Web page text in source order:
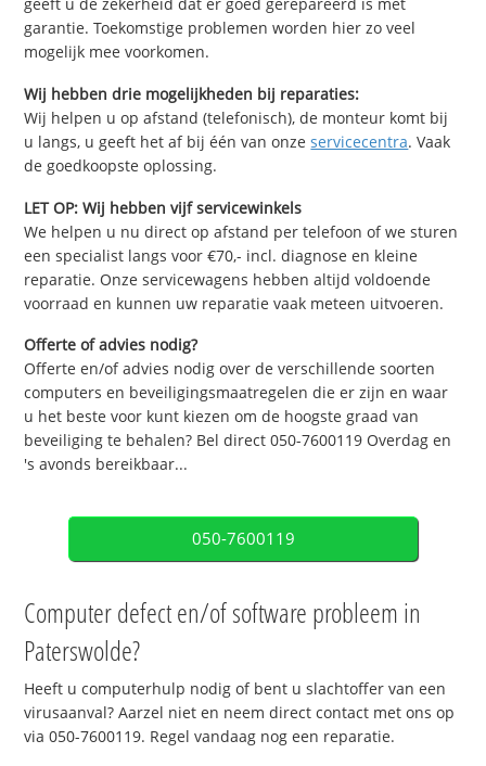
garantie. Toekomstige problemen worden hier zo veel
mogelijk mee voorkomen.
Wij hebben drie mogelijkheden bij reparaties:
Wij helpen u op afstand (telefonisch), de monteur komt bij
u langs, u geeft het af bij één van onzeservicecentra. Vaak
de goedkoopste oplossing.
LET OP: Wij hebben vijf servicewinkels
We helpen u nu direct op afstand per telefoon of we sturen
een specialist langs voor €70,- incl. diagnose en kleine
reparatie. Onze servicewagens hebben altijd voldoende
voorraad en kunnen uw reparatie vaak meteen uitvoeren.
Offerte of advies nodig?
Offerte en/of advies nodig over de verschillende soorten
computers en beveiligingsmaatregelen die er zijn en waar
u het beste voor kunt kiezen om de hoogste graad van
beveiliging te behalen? Bel direct 050-7600119 Overdag en
's avonds bereikbaar...
050-7600119
Computer defect en/of software probleem in
Paterswolde?
Heeft u computerhulp nodig of bent u slachtoffer van een
virusaanval? Aarzel niet en neem direct contact met ons op
via 050-7600119. Regel vandaag nog een reparatie.